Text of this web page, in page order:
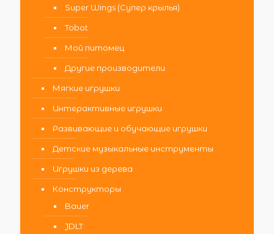
Super Wings (Супер крылья)
Tobot
Мой питомец
Другие производители
Мягкие игрушки
Интерактивные игрушки
Развивающие и обучающие игрушки
Детские музыкальные инструменты
Игрушки из дерева
Конструкторы
Bauer
JDLT